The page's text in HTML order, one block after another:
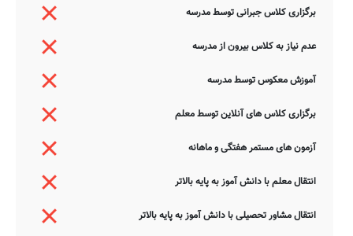
برگزاری کلاس جبرانی توسط مدرسه
عدم نیاز به کلاس بیرون از مدرسه
آموزش معکوس توسط مدرسه
برگزاری کلاس های آنلاین توسط معلم
آزمون های مستمر هفتگی و ماهانه
انتقال معلم با دانش آموز به پایه بالاتر
انتقال مشاور تحصیلی با دانش آموز به پایه بالاتر